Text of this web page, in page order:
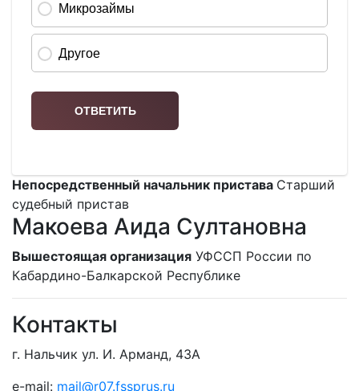
Непосредственный начальник пристава Старший
судебный пристав
Макоева Аида Султановна
Вышестоящая организация УФССП России по
Кабардино-Балкарской Республике
Контакты
г. Нальчик ул. И. Арманд, 43А
e-mail: mail@r07.fssprus.ru